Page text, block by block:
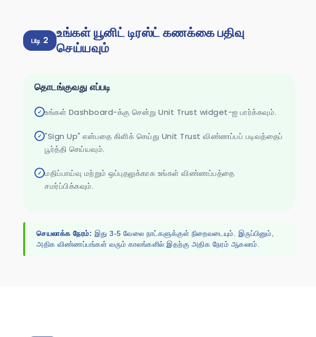
படி 2
உங்கள் யூனிட் டிரஸ்ட் கணக்கை பதிவு
செய்யவும்
தொடங்குவது எப்படி
✓ உங்கள் Dashboard-க்கு சென்று Unit Trust widget-ஐ பார்க்கவும்.
✓ "Sign Up" என்பதை கிளிக் செய்து Unit Trust விண்ணப்பப் படிவத்தைப்
பூர்த்தி செய்யவும்.
✓ மதிப்பாய்வு மற்றும் ஒப்புதலுக்காக உங்கள் விண்ணப்பத்தை
சமர்ப்பிக்கவும்.
செயலாக்க நேரம்: இது 3-5 வேலை நாட்களுக்குள் நிறைவடையும். இருப்பினும்,
அதிக விண்ணப்பங்கள் வரும் காலங்களில் இதற்கு அதிக நேரம் ஆகலாம்.